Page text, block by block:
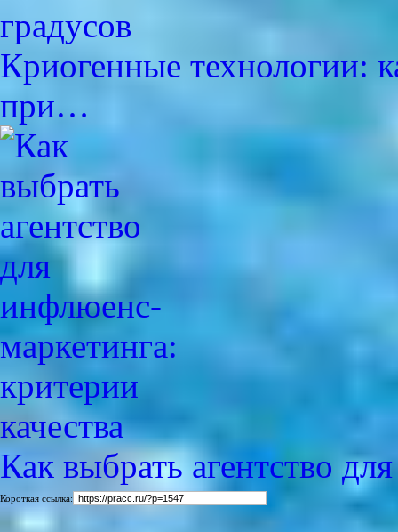
Криогенные технологии:
при…
Как выбрать агентство
Короткая ссылка: